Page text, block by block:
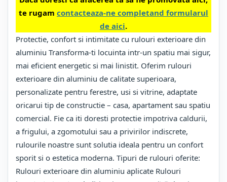
te rugam contacteaza-ne completand formularul
de aici.
Protectie, confort si intimitate cu rulouri exterioare din
aluminiu Transforma-ti locuinta intr-un spatiu mai sigur,
mai eficient energetic si mai linistit. Oferim rulouri
exterioare din aluminiu de calitate superioara,
personalizate pentru ferestre, usi si vitrine, adaptate
oricarui tip de constructie – casa, apartament sau spatiu
comercial. Fie ca iti doresti protectie impotriva caldurii,
a frigului, a zgomotului sau a privirilor indiscrete,
rulourile noastre sunt solutia ideala pentru un confort
sporit si o estetica moderna. Tipuri de rulouri oferite:
Rulouri exterioare din aluminiu aplicate Rulouri